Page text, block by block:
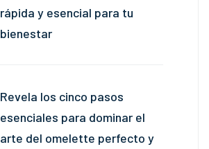
rápida y esencial para tu
bienestar
Revela los cinco pasos
esenciales para dominar el
arte del omelette perfecto y